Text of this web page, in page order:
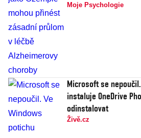
Moje Psychologie
Microsoft se
instaluje OneDrive
odinstalovat
Živě.cz